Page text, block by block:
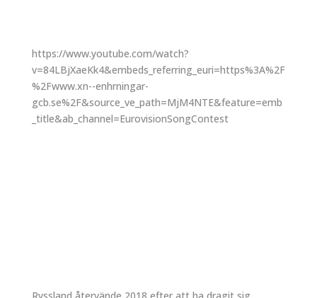
https://www.youtube.com/watch?
v=84LBjXaeKk4&embeds_referring_euri=https%3A%2F
%2Fwww.xn--enhrningar-
gcb.se%2F&source_ve_path=MjM4NTE&feature=emb
_title&ab_channel=EurovisionSongContest